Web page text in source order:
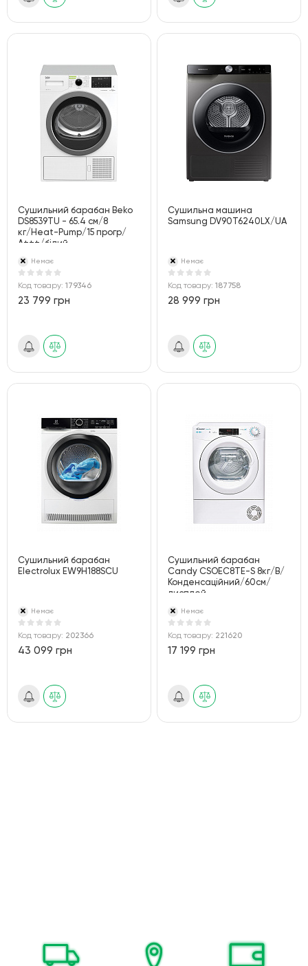
Сушильний барабан Beko
DS8539TU - 65.4 см/8
кг/Heat-Pump/15 прогр/
А+++/білий
Немає
Код товару: 179346
23 799 грн
Сушильна машина
Samsung DV90T6240LX/UA
Немає
Код товару:187758
28 999 грн
Сушильний барабан
Electrolux EW9H188SCU
Немає
Код товару: 202366
43 099 грн
Сушильний барабан
Candy CSOEC8TE-S 8кг/B/
Конденсацiйний/60см/
дисплей
Немає
Код товару: 221620
17 199 грн